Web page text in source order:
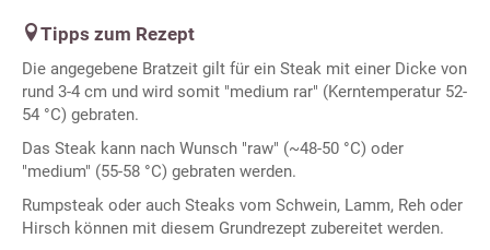
Tipps zum Rezept
Die angegebene Bratzeit gilt für ein Steak mit einer Dicke von
rund 3-4 cm und wird somit "medium rar" (Kerntemperatur 52-
54 °C) gebraten.
Das Steak kann nach Wunsch "raw" (~48-50 °C) oder
"medium" (55-58 °C) gebraten werden.
Rumpsteak oder auch Steaks vom Schwein, Lamm, Reh oder
Hirsch können mit diesem Grundrezept zubereitet werden.